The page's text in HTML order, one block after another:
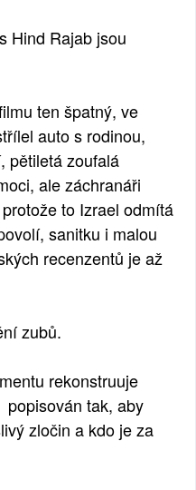
Hind Rajab jsou
ten špatný, ve
auto s rodinou,
pětiletá zoufalá
ale záchranáři
to Izrael odmítá
sanitku i malou
recenzentů je až
zubů.
rekonstruuje
tak, aby
zločin a kdo je za